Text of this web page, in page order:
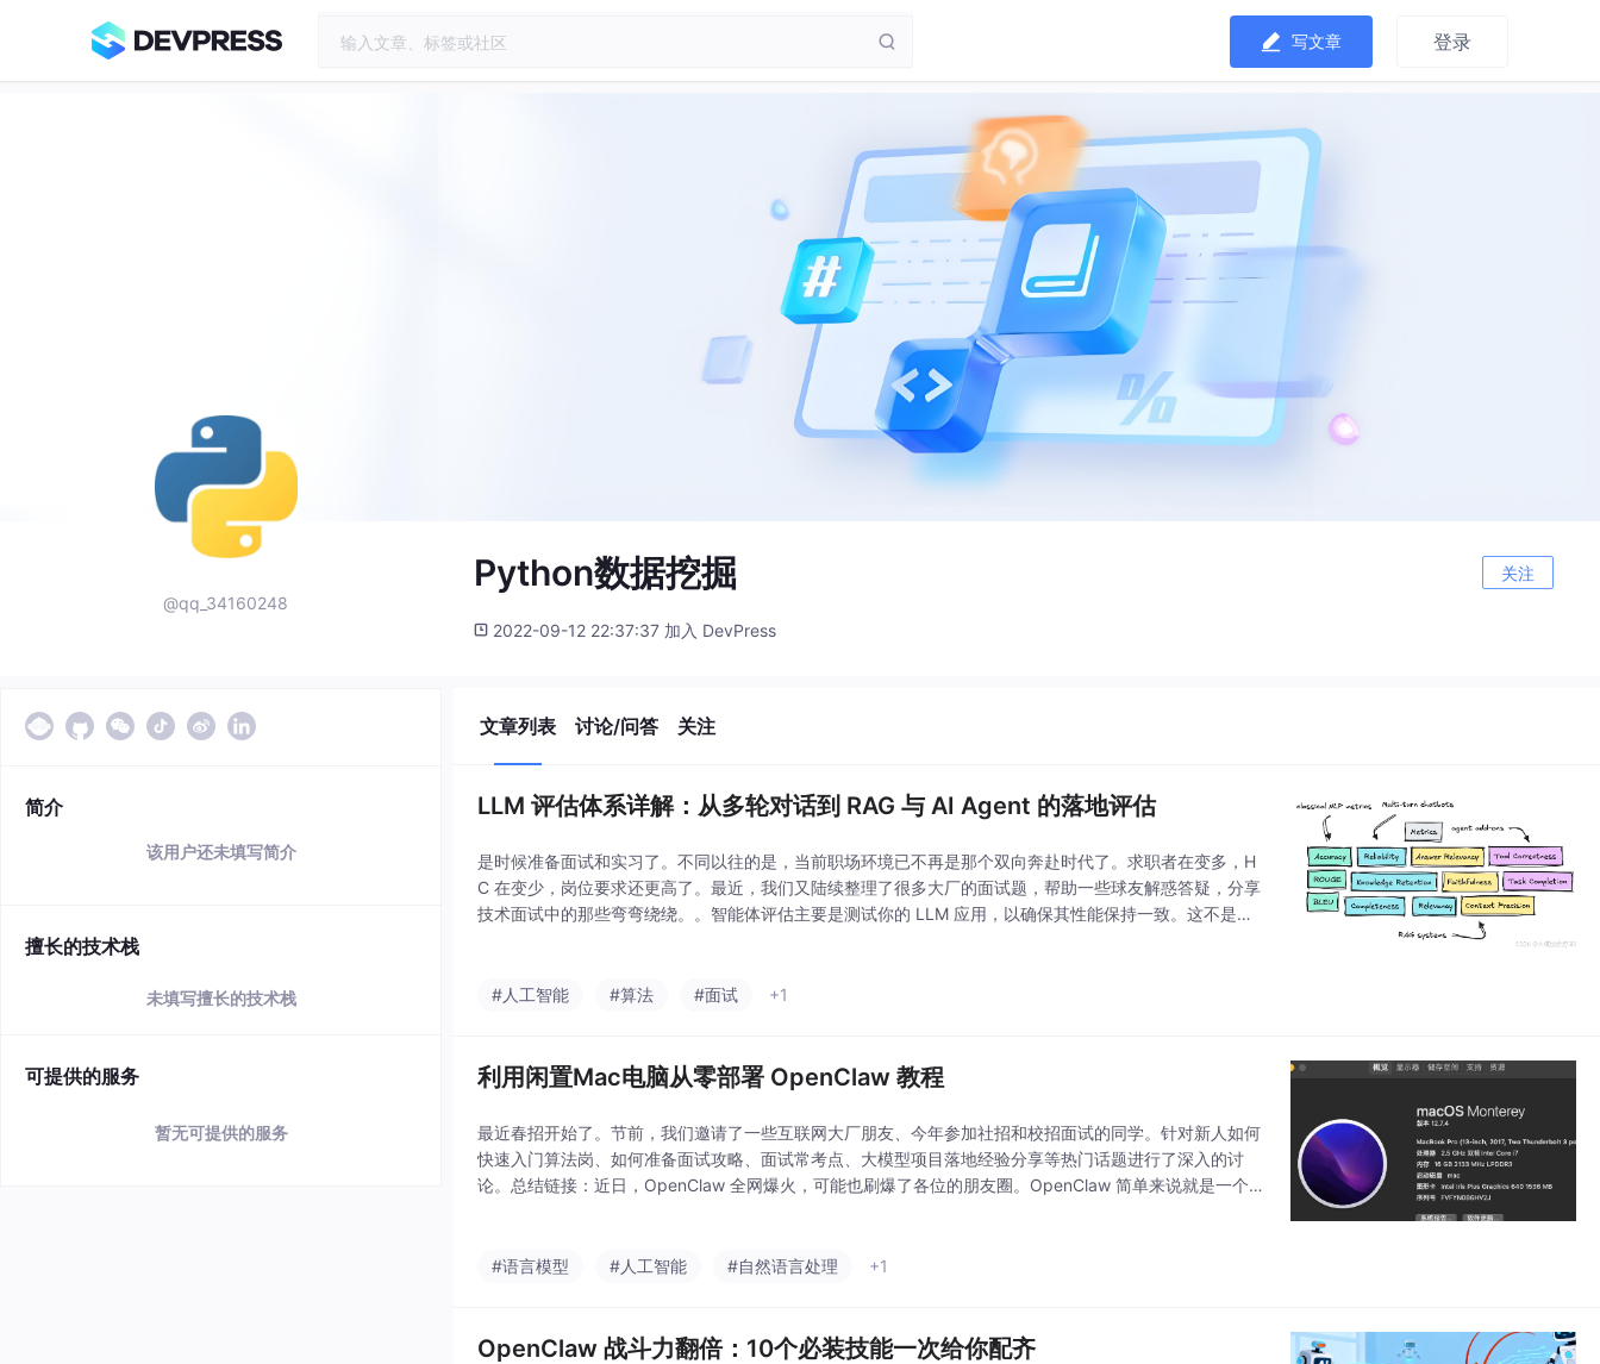
写文章 登录
@qq_34160248
Python数据挖掘 关注
2022-09-12 22:37:37 加入 DevPress
简介
该用户还未填写简介
擅长的技术栈
未填写擅长的技术栈
可提供的服务
暂无可提供的服务
文章列表 讨论/问答 关注
LLM 评估体系详解：从多轮对话到 RAG 与 AI Agent 的落地评估
是时候准备面试和实习了。不同以往的是，当前职场环境已不再是那个双向奔赴时代了。求职者在变多，H
C 在变少，岗位要求还更高了。最近，我们又陆续整理了很多大厂的面试题，帮助一些球友解惑答疑，分享
技术面试中的那些弯弯绕绕。。智能体评估主要是测试你的 LLM 应用，以确保其性能保持一致。这不是最
#人工智能
#算法 #面试 +1
利用闲置Mac电脑从零部署 OpenClaw 教程
最近春招开始了。节前，我们邀请了一些互联网大厂朋友、今年参加社招和校招面试的同学。针对新人如何
快速入门算法岗、如何准备面试攻略、面试常考点、大模型项目落地经验分享等热门话题进行了深入的讨
论。总结链接：近日，OpenClaw 全网爆火，可能也刷爆了各位的朋友圈。OpenClaw 简单来说就是一个可
#语言模型 #人工智能 #自然语言处理 +1
OpenClaw 战斗力翻倍：10个必装技能一次给你配齐